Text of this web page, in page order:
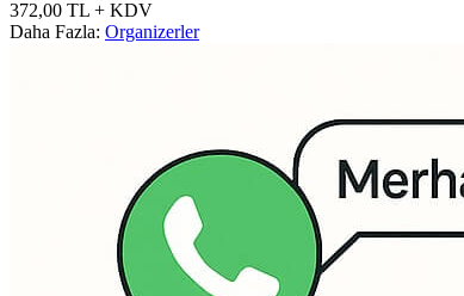
372,00 TL + KDV
Daha Fazla: Organizerler